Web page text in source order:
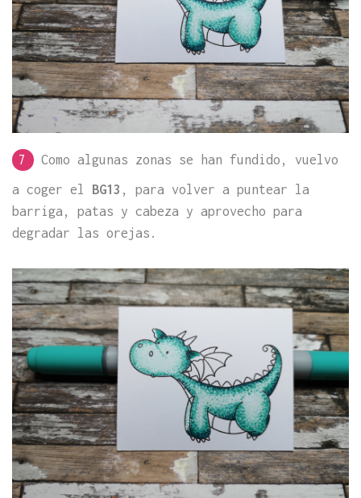
7 Como algunas zonas se han fundido, vuelvo
a coger el BG13 , para volver a puntear la
barriga, patas y cabeza y aprovecho para
degradar las orejas.